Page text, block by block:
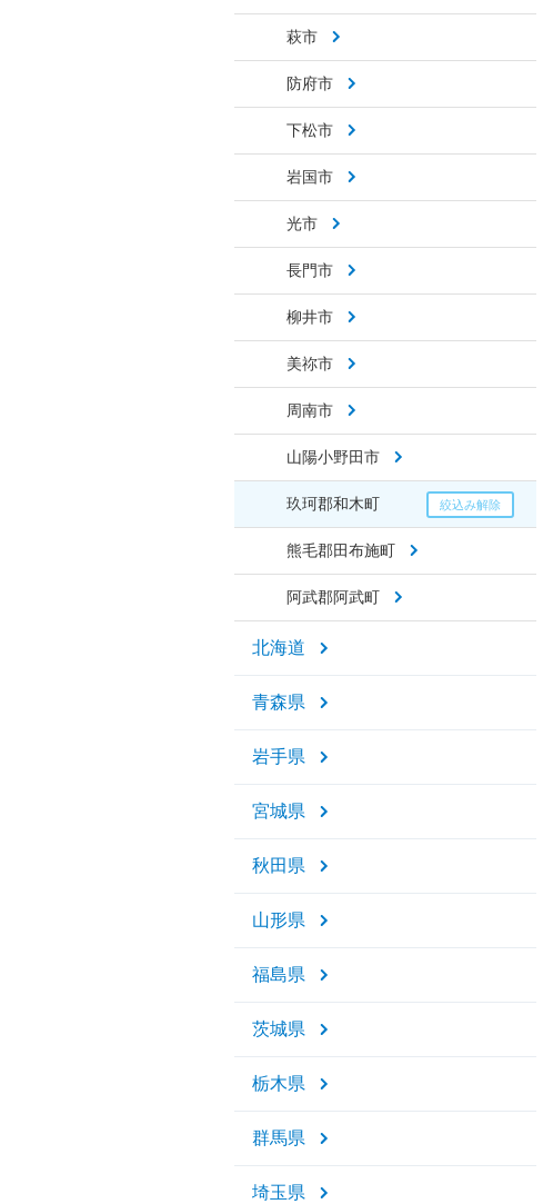
萩市
防府市
下松市
岩国市
光市
長門市
柳井市
美祢市
周南市
山陽小野田市
玖珂郡和木町
熊毛郡田布施町
阿武郡阿武町
北海道
青森県
岩手県
宮城県
秋田県
山形県
福島県
茨城県
栃木県
群馬県
埼玉県